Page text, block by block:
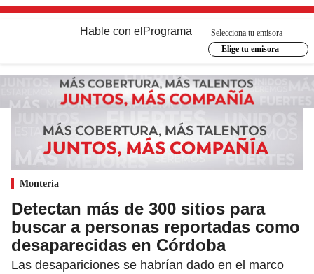
Hable con el Programa
Selecciona tu emisora
Elige tu emisora
Montería
Detectan más de 300 sitios para
buscar a personas reportadas como
desaparecidas en Córdoba
Las desapariciones se habrían dado en el marco